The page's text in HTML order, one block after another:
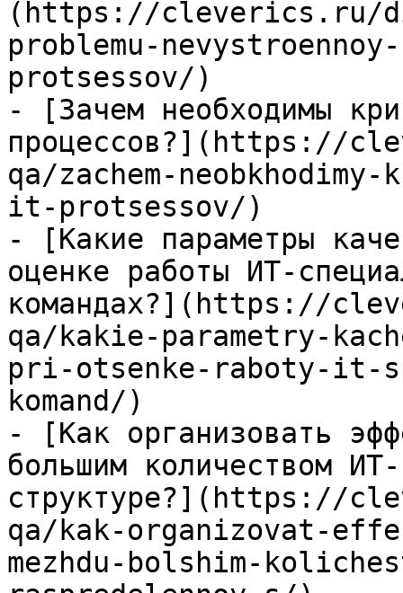
(https://cleverics.ru/
problemu-
protsessov/)
- [Зачем необходимы
процессов?](https://
qa/zachem-
it-protsessov/)
- [Какие параметры
оценке работы ИТ-
командах?](https://
qa/kakie-parametry-
pri-otsenke-raboty-it-
komand/)
- [Как организовать
большим количеством
структуре?](https://
qa/kak-organizovat-
mezhdu-bolshim-